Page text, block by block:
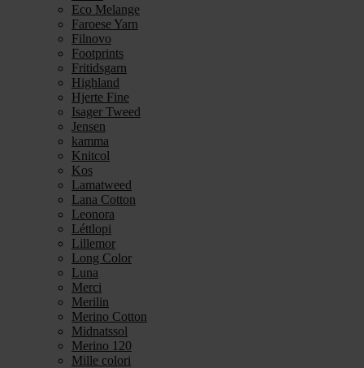
Eco Melange
Faroese Yarn
Filnovo
Footprints
Fritidsgarn
Highland
Hjerte Fine
Isager Tweed
Jensen
kamma
Knitcol
Kos
Lamatweed
Lana Cotton
Leonora
Léttlopi
Lillemor
Long Color
Luna
Merci
Merilin
Merino Cotton
Midnatssol
Merino 120
Mille colori